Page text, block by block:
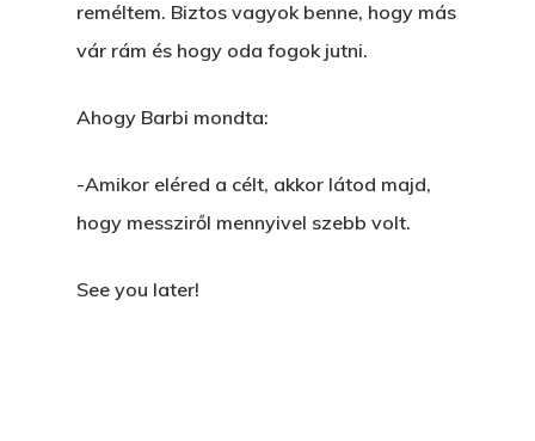
reméltem. Biztos vagyok benne, hogy más
vár rám és hogy oda fogok jutni.
Ahogy Barbi mondta:
-Amikor eléred a célt, akkor látod majd,
hogy messziről mennyivel szebb volt.
See you later!